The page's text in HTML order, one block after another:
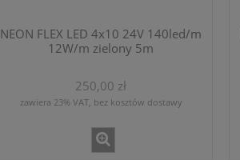
NEON FLEX LED 4x10 24V 140led/m
12W/m zielony 5m
250,00 zł
zawiera 23% VAT, bez kosztów dostawy